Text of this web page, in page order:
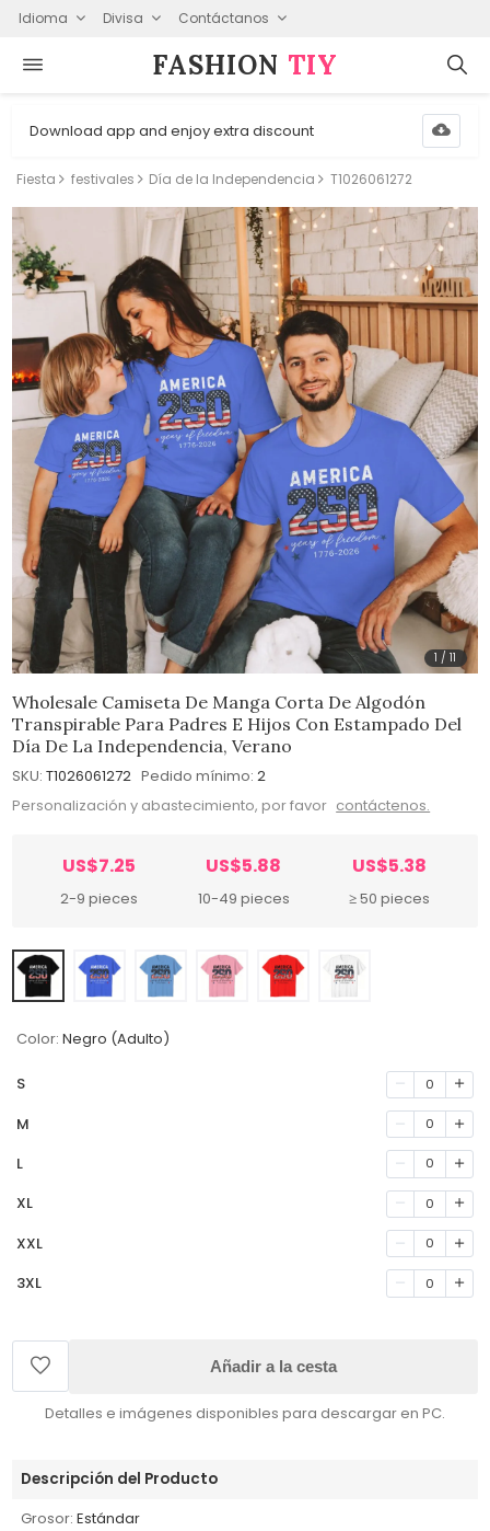
Idioma Divisa Contáctanos
FASHION⁠ TIY
Download app and enjoy extra discount
Fiesta festivales Día de la Independencia T1026061272
1 /11
Wholesale Camiseta De Manga Corta De Algodón
Transpirable Para Padres E Hijos Con Estampado Del
Día De La Independencia, Verano
SKU: T1026061272 Pedido mínimo: 2
Personalización y abastecimiento, por favor contáctenos.
US$7.25
2-9 pieces
US$5.88
10-49 pieces
US$5.38
≥ 50 pieces
Color: Negro (Adulto)
S 0
M 0
L 0
XL 0
XXL 0
3XL 0
Añadir a la cesta
Detalles e imágenes disponibles para descargar en PC.
Descripción del Producto
Grosor: Estándar